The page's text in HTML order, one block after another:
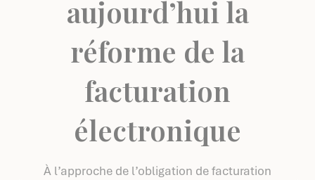
aujourd’hui la
réforme de la
facturation
électronique
À l’approche de l’obligation de facturation